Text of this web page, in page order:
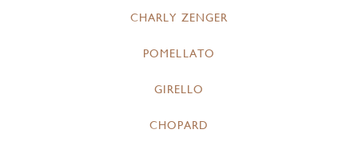
CHARLY ZENGER
POMELLATO
GIRELLO
CHOPARD